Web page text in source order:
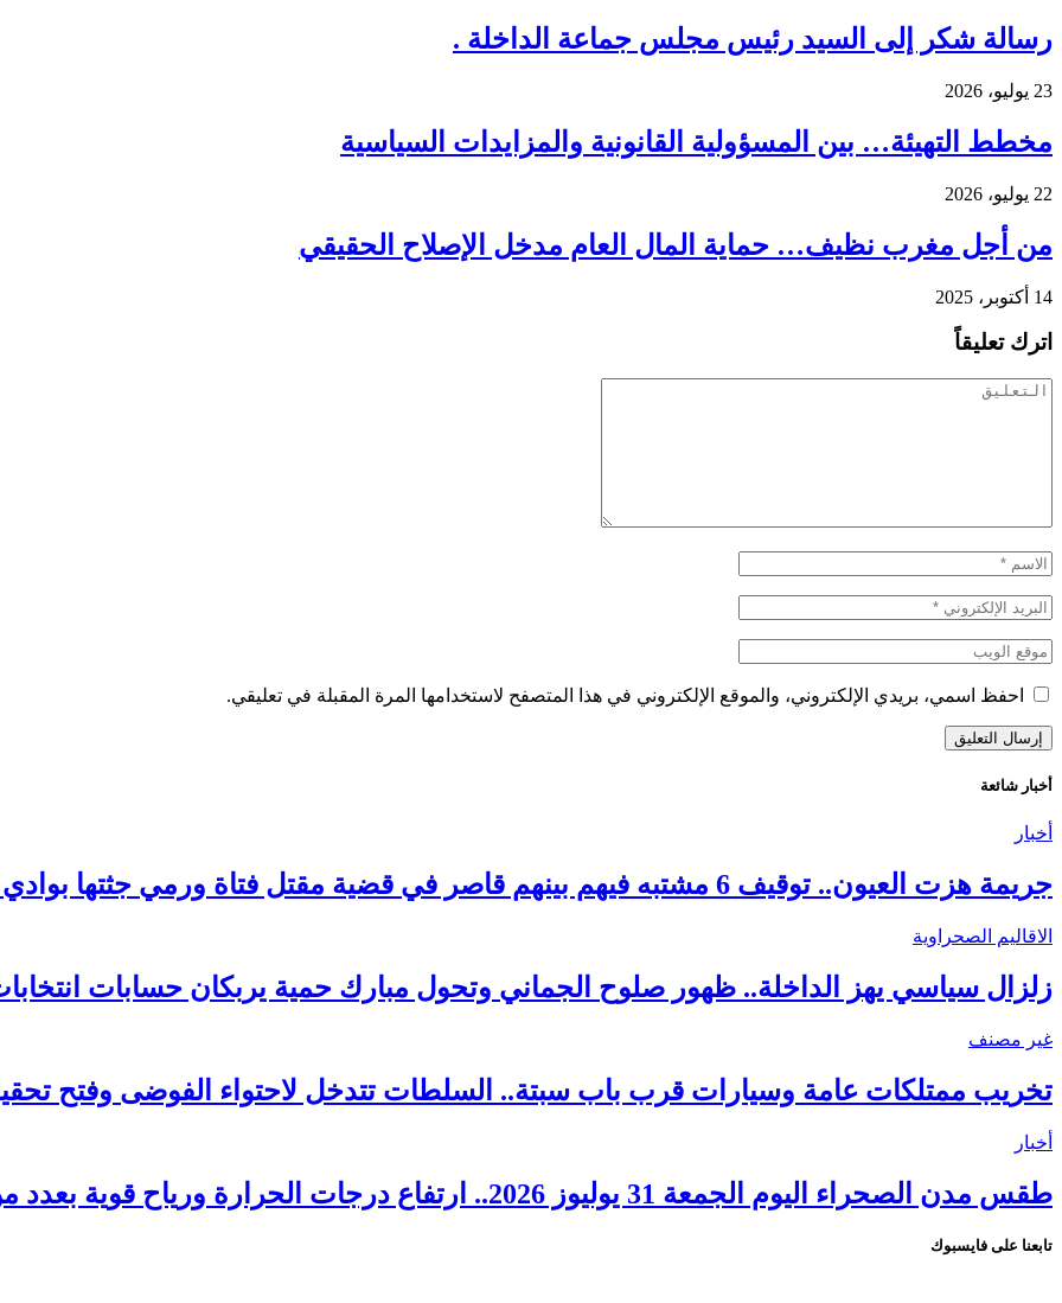
رسالة شكر إلى السيد رئيس مجلس جماعة الداخلة .
23 يوليو، 2026
مخطط التهيئة… بين المسؤولية القانونية والمزايدات السياسية
22 يوليو، 2026
من أجل مغرب نظيف… حماية المال العام مدخل الإصلاح الحقيقي
14 أكتوبر، 2025
اترك تعليقاً
احفظ اسمي، بريدي الإلكتروني، والموقع الإلكتروني في هذا المتصفح لاستخدامها المرة المقبلة في تعليقي.
أخبار شائعة
أخبار
جريمة هزت العيون.. توقيف 6 مشتبه فيهم بينهم قاصر في قضية مقتل فتاة ورمي جثتها بوادي الساقية الحمراء
الاقاليم الصحراوية
زلزال سياسي يهز الداخلة.. ظهور صلوح الجماني وتحول مبارك حمية يربكان حسابات انتخابات
غير مصنف
تخريب ممتلكات عامة وسيارات قرب باب سبتة.. السلطات تتدخل لاحتواء الفوضى وفتح
أخبار
طقس مدن الصحراء اليوم الجمعة 31 يوليوز 2026.. ارتفاع درجات الحرارة ورياح قوية بعدد من الأقاليم
تابعنا على فايسبوك